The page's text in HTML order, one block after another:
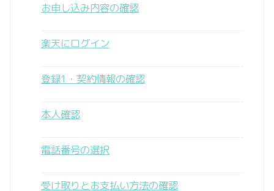
お申し込み内容の確認
楽天にログイン
登録1・契約情報の確認
本人確認
電話番号の選択
受け取りとお支払い方法の確認